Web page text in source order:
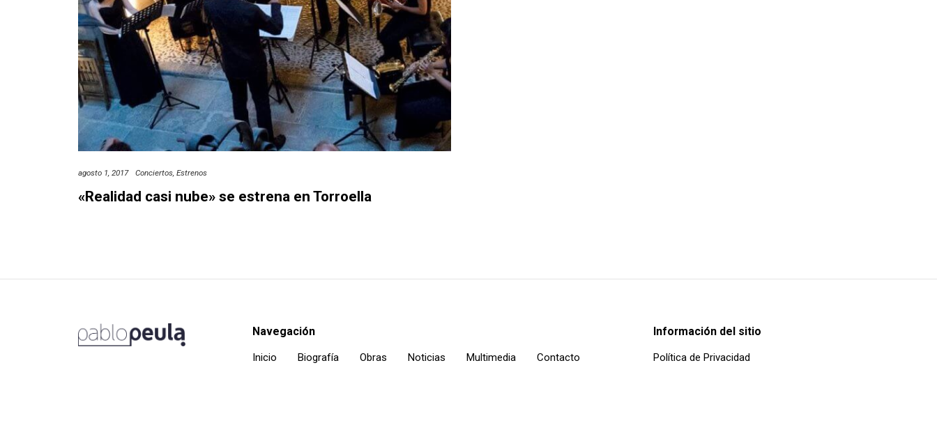
agosto 1, 2017 Conciertos Estrenos
«Realidad casi nube» se estrena en Torroella
Navegación
Inicio Biografía Obras Noticias Multimedia Contacto
Información del sitio
Política de Privacidad